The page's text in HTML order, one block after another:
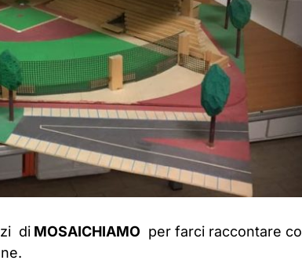
di MOSAICHIAMO per farci raccontare